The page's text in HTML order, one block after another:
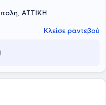
ΑΤΤΙΚΗ
Κλείσε ραντεβού